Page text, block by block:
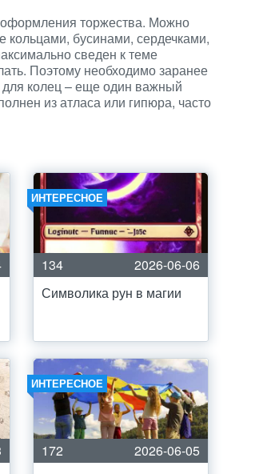
торжества. Можно
бусинами, сердечками,
сведен к теме
Поэтому необходимо заранее
для колец – еще один важный
из атласа или гипюра, часто
ИНТЕРЕСНОЕ
134
2026-06-06
Символика рун в магии
ИНТЕРЕСНОЕ
172
2026-06-05